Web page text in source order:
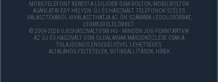
MOBILTELEFONT KERES? A LEGJOBB GSM-BOLTOK, MOBILBOLTOK
AJÁNLATAI EGY HELYEN. ÚJ ÉS HASZNÁLT TELEFONOK SZÉLES
VÁLASZTÉKÁBÓL KIVÁLASZTHATJA AZ ÖN SZÁMÁRA LEGOLCSÓBBAT,
LEGMEGFELELŐBBET.
© 2004-2026 UJESHASZNALTGSM.HU - MINDEN JOG FENNTARTVA!
AZ ÚJ ÉS HASZNÁLT GSM OLDALAINAK MÁSODKÖZLÉSE CSAK A
TULAJDONOS ENGEDÉLYÉVEL LEHETSÉGES.
ÁLTALÁNOS FELTÉTELEK, SÜTIBEÁLLÍTÁSOK, HÍREK